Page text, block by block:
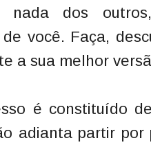
nada dos
você. Faça,
a sua melhor
é constituído
adianta partir